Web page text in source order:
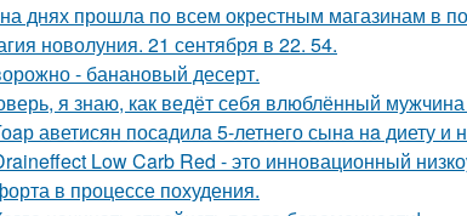
днях прошла по всем окрестным магазинам в
новолуния. 21 сентября в 22. 54.
- банановый десерт.
я знаю, как ведёт себя влюблённый
аветисян посaдилa 5-летнего сынa нa диету и
Low Carb Red - это инновационный
в процессе похудения.